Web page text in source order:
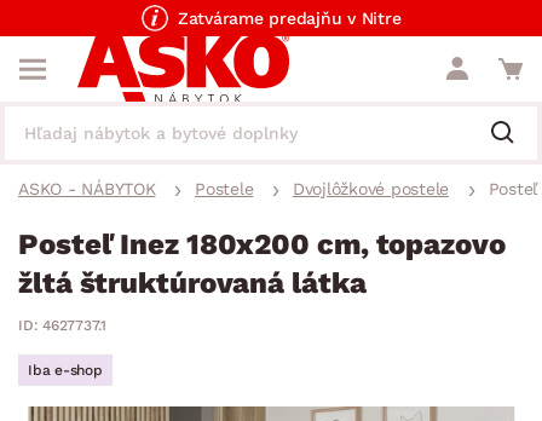
Zatvárame predajňu v Nitre
ASKO - NÁBYTOK Postele Dvojlôžkové postele
Posteľ Inez 180x200 cm, topazovo
žltá štruktúrovaná látka
ID: 4627737.1
Iba e-shop